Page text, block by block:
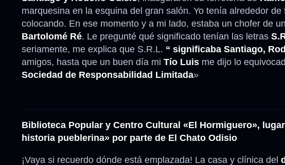
marquesina en la esquina del gran salón. Yo tenía alrededor
colocando. En ese momento y a mi lado, estaba un chofer de
Bartolomé Ré. Le pregunté qué significado tenían las letras
seriamente, me explica que S.R.L. “ significaba Santiago,
amigos, hasta que un buen día mi Tío Luis me dijo lo
Sociedad de Responsabilidad Limitada»
Biblioteca Popular y Centro Cultural «El Hormiguero»,
historia pueblerina» por parte de El Chato Odisio
¡Vaya si recuerdo dónde está emplazada! La casa y clínica del